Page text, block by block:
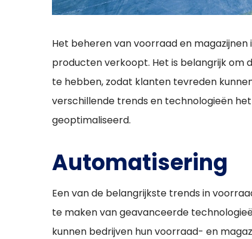
Het beheren van voorraad en
producten verkoopt. Het is belangrijk om
te hebben, zodat klanten tevreden
verschillende trends en technologieën
geoptimaliseerd.
Automatisering
Een van de belangrijkste trends in
te maken van geavanceerde
kunnen bedrijven hun voorraad- en